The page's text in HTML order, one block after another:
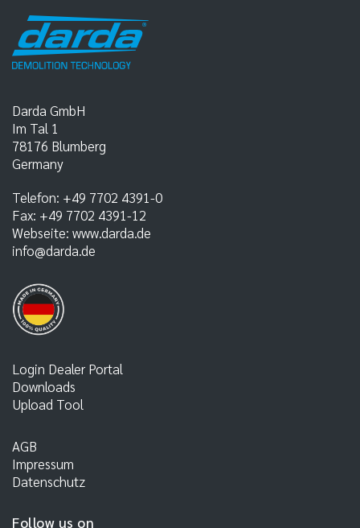
Darda GmbH
Im Tal 1
78176 Blumberg
Germany
Telefon: +49 7702 4391-0
Fax: +49 7702 4391-12
Webseite: www.darda.de
info@darda.de
Login Dealer Portal
Downloads
Upload Tool
AGB
Impressum
Datenschutz
Follow us on